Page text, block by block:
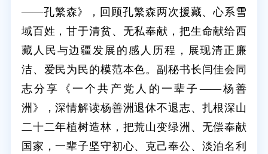
——孔繁森》，回顾孔繁森两次援藏、心系雪
域百姓，甘于清贫、无私奉献，把生命献给西
藏人民与边疆发展的感人历程，展现清正廉
洁、爱民为民的模范本色。副秘书长闫佳会同
志分享《一个共产党人的一辈子——杨善
洲》，深情解读杨善洲退休不退志、扎根深山
二十二年植树造林，把荒山变绿洲、无偿奉献
国家，一辈子坚守初心、克己奉公、淡泊名利